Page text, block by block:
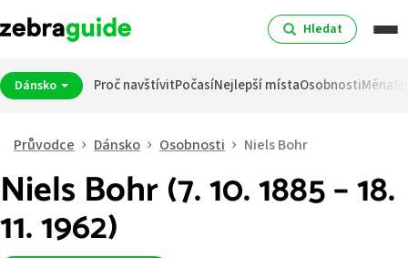
Hledat
Dánsko Proč navštívitPočasíNejlepší místaOsobnostiMěna
Průvodce Dánsko Osobnosti Niels Bohr
Niels Bohr (7. 10. 1885 – 18.
11. 1962)